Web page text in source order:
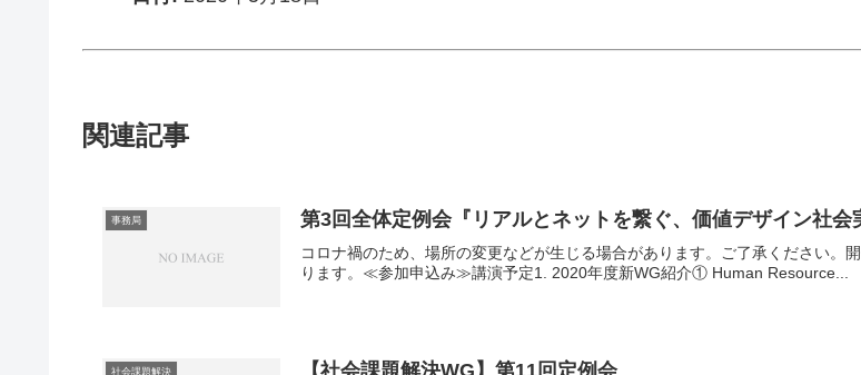
関連記事
事務局 第3回全体定例会『リアルとネットを繋ぐ、価値デザイン社会
コロナ禍のため、場所の変更などが生じる場合があります。ご了承ください
ります。≪参加申込み≫講演予定1. 2020年度新WG紹介① Human Resource...
社会課題解決